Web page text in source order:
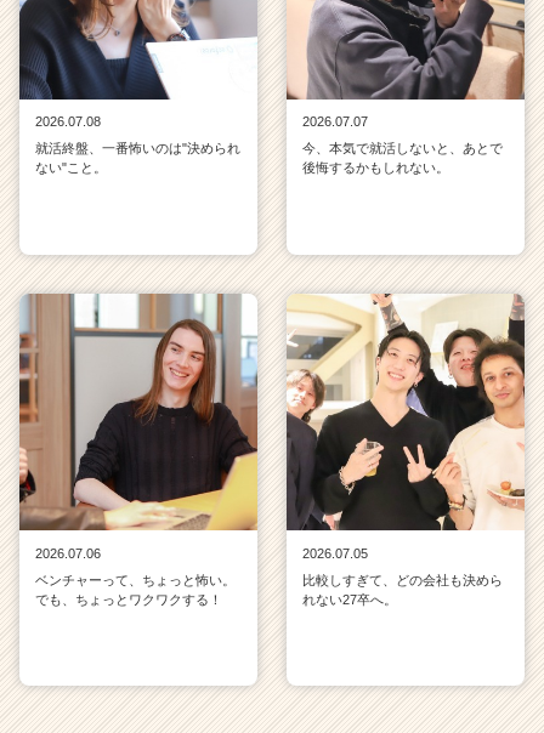
2026.07.08
就活終盤、一番怖いのは"決められ
ない"こと。
2026.07.07
今、本気で就活しないと、あとで
後悔するかもしれない。
2026.07.06
ベンチャーって、ちょっと怖い。
でも、ちょっとワクワクする！
2026.07.05
比較しすぎて、どの会社も決めら
れない27卒へ。